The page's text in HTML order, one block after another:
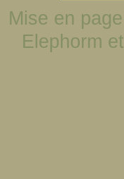
Mise en
Elephorm